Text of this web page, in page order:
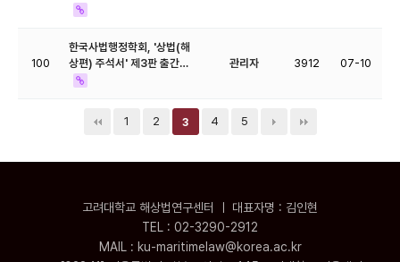
100
한국사법행정학회, '상법(해
상편) 주석서' 제3판 출간…
관리자 3912 07-10
1 2 3 4 5
고려대학교 해상법연구센터 ㅣ 대표자명 : 김인현
TEL : 02-3290-2912
MAIL : ku-maritimelaw@korea.ac.kr